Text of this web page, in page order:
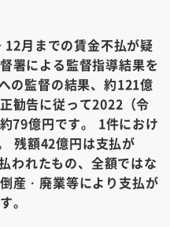
月までの賃金不払が疑
署による監督指導結果を
の監督の結果、約121億
勧告に従って2022（令
79億円です。 1件におけ
残額42億円は支払が
われたもの、全額ではな
産・廃業等により支払が
。